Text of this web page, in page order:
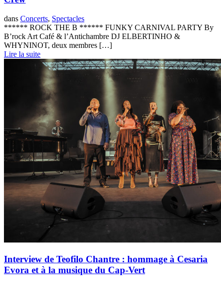
dans Concerts, Spectacles
****** ROCK THE B ****** FUNKY CARNIVAL PARTY By
B’rock Art Café & l’Antichambre DJ ELBERTINHO &
WHYNINOT, deux membres […]
Lire la suite
Interview de Teofilo Chantre : hommage à Cesaria
Evora et à la musique du Cap-Vert